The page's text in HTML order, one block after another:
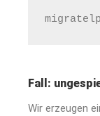
Fall:
Wir erzeugen